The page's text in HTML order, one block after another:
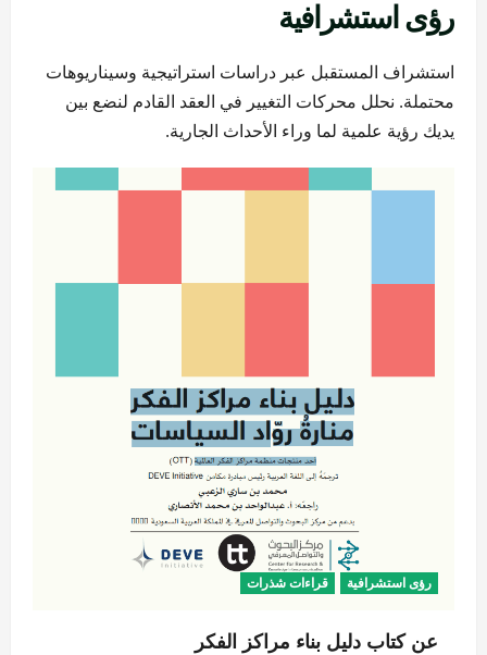
رؤى استشرافية
استشراف المستقبل عبر دراسات استراتيجية وسيناريوهات
محتملة. نحلل محركات التغيير في العقد القادم لنضع بين
يديك رؤية علمية لما وراء الأحداث الجارية.
رؤى استشرافية قراءات شذرات
عن كتاب دليل بناء مراكز الفكر